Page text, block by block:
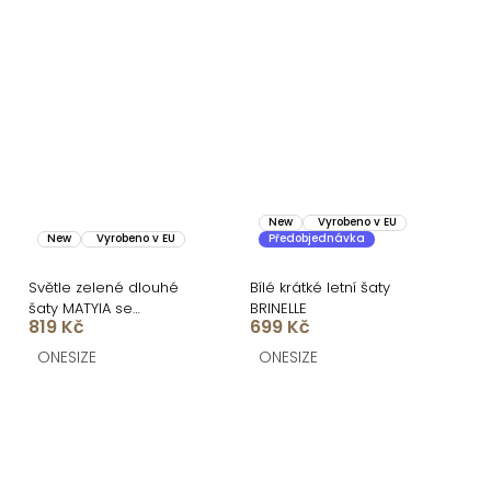
New Vyrobeno v EU
Světle zelené dlouhé
šaty MATYIA se
zavazováním
819 Kč
ONESIZE
New
Vyrobeno v EU
Předobjednávka
Bílé krátké letní šaty
BRINELLE
699 Kč
ONESIZE